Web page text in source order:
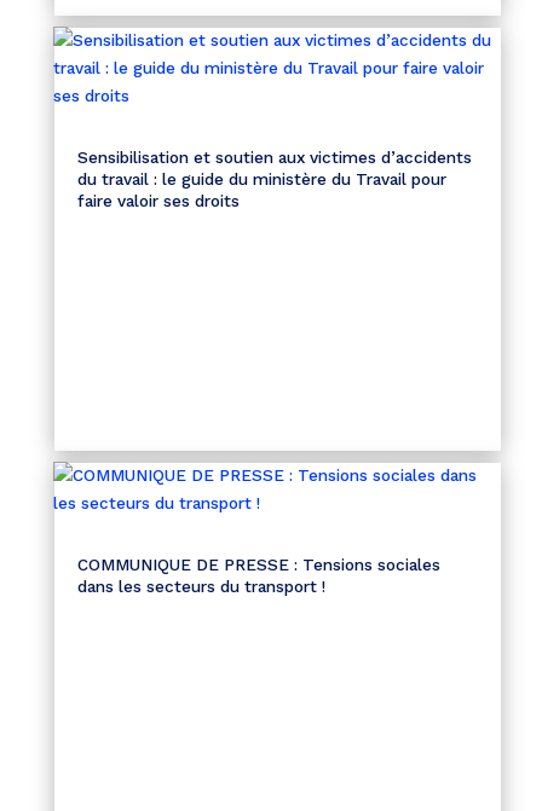
Sensibilisation et soutien aux victimes d’accidents
du travail : le guide du ministère du Travail pour
faire valoir ses droits
COMMUNIQUE DE PRESSE : Tensions sociales
dans les secteurs du transport !